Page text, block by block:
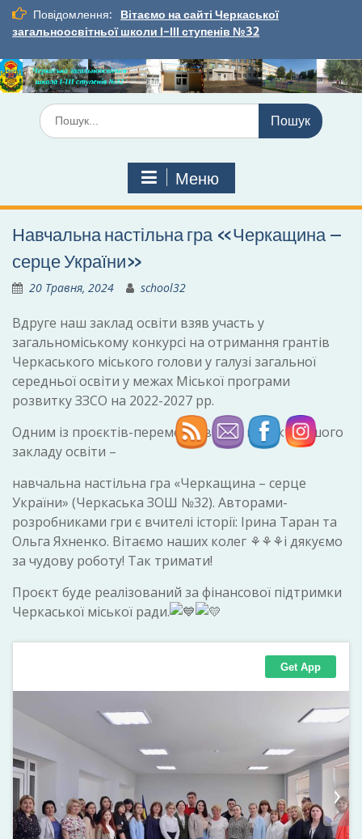
Перейти
вмісту
Повідомлення:
Вітаємо на сайті Черкаської
загальноосвітньої школи І-ІІІ ступенів №32
Шукати:
Меню
Навчальна настільна гра «Черкащина –
серце України»
20 Травня, 2024 school32
Вдруге наш заклад освіти взяв участь у
загальноміському конкурсі на отримання грантів
Черкаського міського голови у галузі загальної
середньої освіти у межах Міської програми
розвитку ЗЗСО на 2022-2027 рр.
Одним із проєктів-переможців став проєкт нашого
закладу освіти –
навчальна настільна гра «Черкащина – серце
України» (Черкаська ЗОШ №32). Авторами-
розробниками гри є вчителі історії: Ірина Таран та
Ольга Яхненко. Вітаємо наших колег ⚘⚘⚘і дякуємо
за чудову роботу! Так тримати!
Проєкт буде реалізований за фінансової підтримки
Черкаської міської ради.